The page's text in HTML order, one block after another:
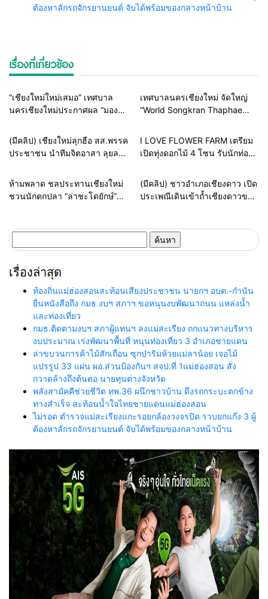
ต้องหาลักรถจักรยานยนต์ จับได้พร้อมของกลางหน้าบ้าน
เรื่องที่เกี่ยวข้อง
Home รอบรั้วทั่วไทย
“เชียงใหม่ใหม่เสมอ” เทศบาล
นครเชียงใหม่ประกาศผล “มอง
ภาพถ่าย-วิดีโอ สุดสร้างสรรค์
เปิดพื้นที่โชว์ผลงานตลอดเดือน
Home ท่องเที่ยวทั่วโลก
​เทศบาลนครเชียงใหม่ จัดใหญ่
“World Songkran Thaphae
สู่เวทีโลก
Home รอบรั้วทั่วไทย
(มีคลิป) เชียงใหม่ลุกฮือ สส.พรรค
ประชาชน นำทีมจิตอาสา ลุยลบ
เนสโกตรวจ มิ.ย. นี้
Home ท่องเที่ยวทั่วโลก
I LOVE FLOWER FARM เตรียม
เปิดทุ่งดอกไม้ 4 โซน รับนักท่อง
รอบรั้วทั่วไทย
ห้ามพลาด ชลประทานเชียงใหม่
ชวนนักตกปลา “ล่าชะโดยักษ์”
สายธรรมะ-พระเครื่อง
(มีคลิป) ชาวอำเภอเชียงดาว เปิด
ประเพณีเดินเข้าถ้ำเชียงดาวขอ
สำหรับ:
เรื่องล่าสุด
ท้องถิ่นแม่ฮ่องสอนสะท้อนเสียงประชาชน นายกฯ อบต.-กำนัน
ยื่นหนังสือถึง กมธ.งบฯ สภาฯ ขอหนุนงบพัฒนาถนน แหล่งน้ำ
และท่องเที่ยว
กมธ.ติดตามงบฯ สภาผู้แทนฯ ลงแม่สะเรียง ถกแนวทางบริหาร
งบประมาณ เร่งพัฒนาพื้นที่ หนุนท่องเที่ยว 3 อำเภอชายแดน
ล่าขบวนการค้าไม้สักเถื่อน ซุกป่าริมห้วยแม่ลาน้อย เจอไม้
แปรรูป 33 แผ่น ผอ.ส่วนป้องกันฯ สจป.ที่ 1แม่ฮ่องสอน สั่ง
กวาดล้างถึงต้นตอ นายทุนต่างจังหวัด
พลังสามัคคีช่วยชีวิต ทพ.36 ผนึกชาวบ้าน ดึงรถกระบะตกข้าง
ทางสำเร็จ สะท้อนน้ำใจไทยชายแดนแม่ฮ่องสอน
ไม่รอด ตำรวจแม่สะเรียงแกะรอยกล้องวงจรปิด รวบยกแก๊ง 3 ผู้
ต้องหาลักรถจักรยานยนต์ จับได้พร้อมของกลางหน้าบ้าน